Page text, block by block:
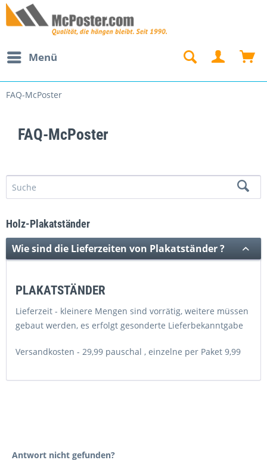
Menü
FAQ-McPoster
FAQ-McPoster
Holz-Plakatständer
Wie sind die Lieferzeiten von Plakatständer ?
PLAKATSTÄNDER
Lieferzeit - kleinere Mengen sind vorrätig, weitere müssen
gebaut werden, es erfolgt gesonderte Lieferbekanntgabe
Versandkosten - 29,99 pauschal , einzelne per Paket 9,99
Antwort nicht gefunden?